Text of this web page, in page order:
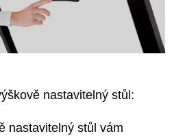
nastavitelný stůl:
nastavitelný stůl vám